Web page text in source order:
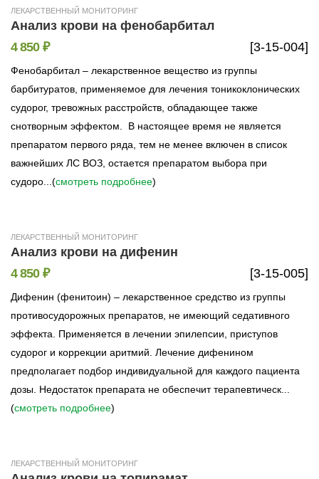
ЛЕКАРСТВЕННЫЙ МОНИТОРИНГ
Анализ крови на фенобарбитал
[3-15-004]
4 850 ₽
Фенобарбитал – лекарственное вещество из группы
барбитуратов, применяемое для лечения тоникоклонических
судорог, тревожных расстройств, обладающее также
снотворным эффектом. В настоящее время не является
препаратом первого ряда, тем не менее включен в список
важнейших ЛС ВОЗ, остается препаратом выбора при
судоро...(смотреть подробнее)
ЛЕКАРСТВЕННЫЙ МОНИТОРИНГ
Анализ крови на дифенин
[3-15-005]
4 850 ₽
Дифенин (фенитоин) – лекарственное средство из группы
противосудорожных препаратов, не имеющий седативного
эффекта. Применяется в лечении эпилепсии, приступов
судорог и коррекции аритмий. Лечение дифенином
предполагает подбор индивидуальной для каждого пациента
дозы. Недостаток препарата не обеспечит терапевтическ...
(смотреть подробнее)
ЛЕКАРСТВЕННЫЙ МОНИТОРИНГ